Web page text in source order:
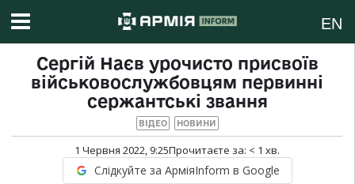
EN
Сергій Наєв урочисто присвоїв
військовослужбовцям первинні
сержантські звання
ВІДЕО НОВИНИ
1 Червня 2022, 9:25Прочитаєте за: < 1 хв.
Слідкуйте за АрміяInform в Google